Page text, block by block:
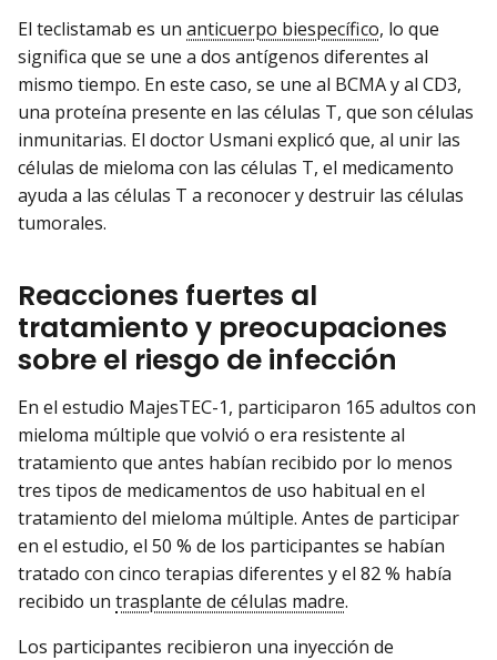
El teclistamab es un anticuerpo biespecífico, lo que
significa que se une a dos antígenos diferentes al
mismo tiempo. En este caso, se une al BCMA y al CD3,
una proteína presente en las células T, que son células
inmunitarias. El doctor Usmani explicó que, al unir las
células de mieloma con las células T, el medicamento
ayuda a las células T a reconocer y destruir las células
tumorales.
Reacciones fuertes al
tratamiento y preocupaciones
sobre el riesgo de infección
En el estudio MajesTEC-1, participaron 165 adultos con
mieloma múltiple que volvió o era resistente al
tratamiento que antes habían recibido por lo menos
tres tipos de medicamentos de uso habitual en el
tratamiento del mieloma múltiple. Antes de participar
en el estudio, el 50 % de los participantes se habían
tratado con cinco terapias diferentes y el 82 % había
recibido un trasplante de células madre.
Los participantes recibieron una inyección de